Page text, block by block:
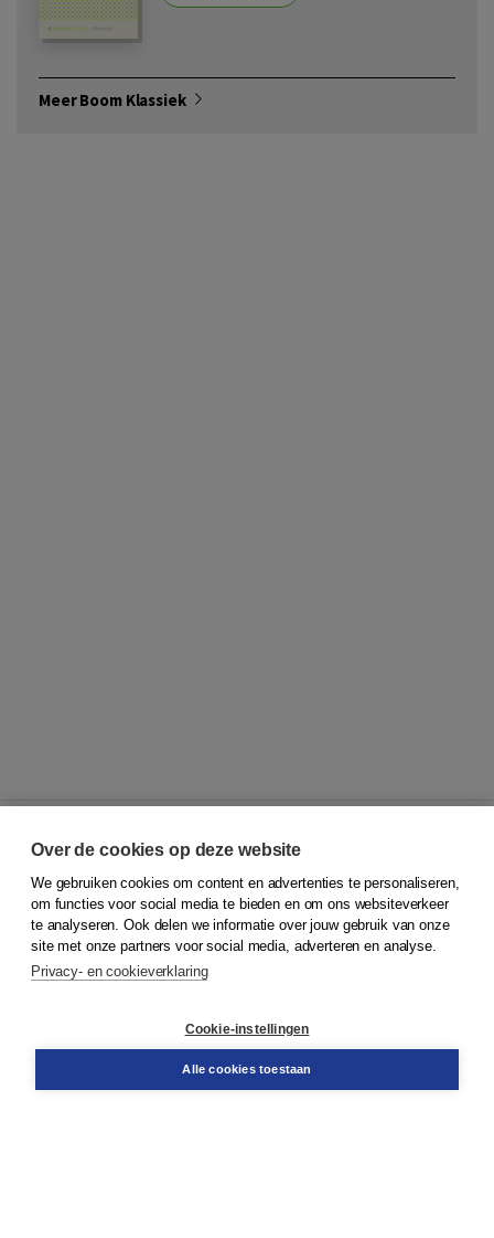
Meer Boom Klassiek
© 2026Koninklijke Boom uitgevers
Klantenservice
Service & informatie
Contact
Over de cookies op deze website
We gebruiken cookies om content en advertenties te personaliseren,
om functies voor social media te bieden en om ons websiteverkeer
te analyseren. Ook delen we informatie over jouw gebruik van onze
site met onze partners voor social media, adverteren en analyse.
Privacy- en cookieverklaring
Cookie-instellingen
Alle cookies toestaan